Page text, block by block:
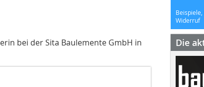
bei der Sita Baulemente GmbH in
Beispiele,
Widerruf
Die